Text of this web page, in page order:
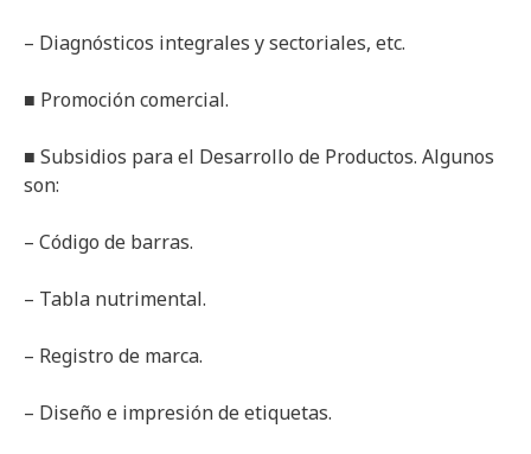
– Diagnósticos integrales y sectoriales, etc.
■ Promoción comercial.
■ Subsidios para el Desarrollo de Productos. Algunos
son:
– Código de barras.
– Tabla nutrimental.
– Registro de marca.
– Diseño e impresión de etiquetas.